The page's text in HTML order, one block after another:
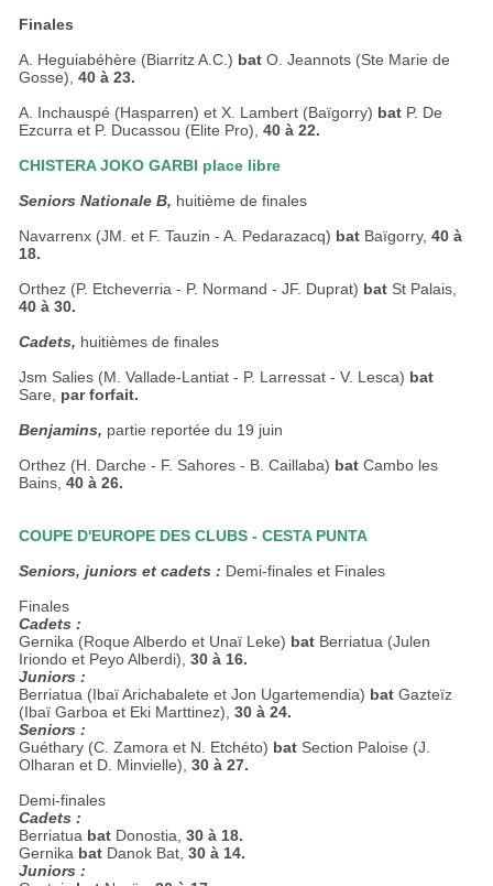
Finales
A. Heguiabéhère (Biarritz A.C.) batO. Jeannots (Ste Marie de
Gosse),40 à 23.
A. Inchauspé (Hasparren) et X. Lambert (Baïgorry) bat P. De
Ezcurra et P. Ducassou (Elite Pro),40 à 22.
CHISTERA JOKO GARBI place libre
Seniors Nationale B, huitième de finales
Navarrenx (JM. et F. Tauzin - A. Pedarazacq) bat Baïgorry,40 à
18.
Orthez (P. Etcheverria - P. Normand - JF. Duprat) bat St Palais,
40 à 30.
Cadets, huitièmes de finales
Jsm Salies (M. Vallade-Lantiat - P. Larressat - V. Lesca) bat
Sare, par forfait.
Benjamins, partie reportée du 19 juin
Orthez (H. Darche - F. Sahores - B. Caillaba) bat Cambo les
Bains,40 à 26.
COUPE D'EUROPE DES CLUBS - CESTA PUNTA
Seniors, juniors et cadets : Demi-finales et Finales
Finales
Cadets :
Gernika (Roque Alberdo et Unaï Leke) bat Berriatua (Julen
Iriondo et Peyo Alberdi),30 à 16.
Juniors :
Berriatua (Ibaï Arichabalete et Jon Ugartemendia) batGazteïz
(Ibaï Garboa et Eki Marttinez),30 à 24.
Seniors :
Guéthary (C. Zamora et N. Etchéto) bat Section Paloise (J.
Olharan et D. Minvielle),30 à 27.
Demi-finales
Cadets :
Berriatua bat Donostia,30 à 18.
Gernika bat Danok Bat,30 à 14.
Juniors :